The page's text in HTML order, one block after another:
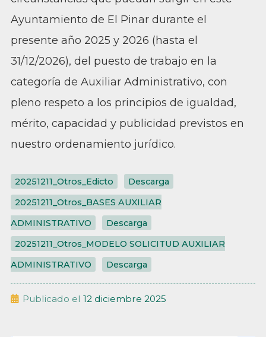
Ayuntamiento de El Pinar durante el
presente año 2025 y 2026 (hasta el
31/12/2026), del puesto de trabajo en la
categoría de Auxiliar Administrativo, con
pleno respeto a los principios de igualdad,
mérito, capacidad y publicidad previstos en
nuestro ordenamiento jurídico.
20251211_Otros_Edicto
Descarga
20251211_Otros_BASES AUXILIAR
ADMINISTRATIVO
Descarga
20251211_Otros_MODELO SOLICITUD AUXILIAR
ADMINISTRATIVO
Descarga
Publicado el 12 diciembre 2025